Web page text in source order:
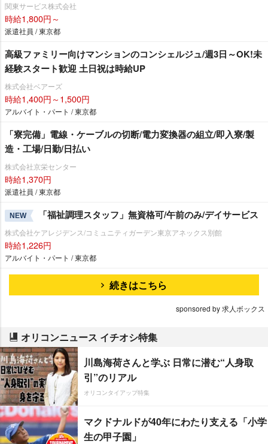
関東サービス株式会社
時給1,800円～
派遣社員 / 東京都
高級ファミリー向けマンションのコンシェルジュ/週3日～OK!未
経験スタート歓迎 土日祝は時給UP
株式会社ベアーズ
時給1,400円～1,500円
アルバイト・パート / 東京都
「寮完備」電線・ケーブルの切断/電力変換器の組立/即入寮/製
造・工場/日勤/日払い
株式会社京栄センター
時給1,370円
派遣社員 / 東京都
NEW 「福祉調理スタッフ」無資格可/午前のみ/デイサービス
株式会社ケアレジデンス/コミュニティガーデン東京アネックス別館
時給1,226円
アルバイト・パート / 東京都
続きはこちら
sponsored by 求人ボックス
オリコンニュース イチオシ特集
川島海荷さんと学ぶ 日常に潜む“人身取
引”のリアル
オリコンタイアップ特集
マクドナルドが40年にわたり支える「小学
生の甲子園」